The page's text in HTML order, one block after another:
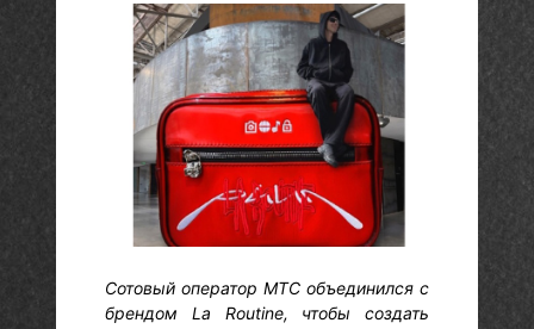
Сотовый оператор МТС объединился с
брендом La Routine, чтобы создать